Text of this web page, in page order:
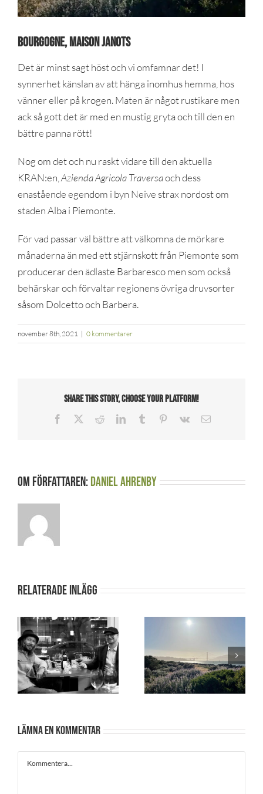
Bourgogne, Maison Janots
Det är minst sagt höst och vi omfamnar det! I
synnerhet känslan av att hänga inomhus hemma, hos
vänner eller på krogen. Maten är något rustikare men
ack så gott det är med en mustig gryta och till den en
bättre panna rött!
Nog om det och nu raskt vidare till den aktuella
KRAN:en, Azienda Agricola Traversaoch dess
enastående egendom i byn Neive strax nordost om
staden Alba i Piemonte.
För vad passar väl bättre att välkomna de mörkare
månaderna än med ett stjärnskott från Piemonte som
producerar den ädlaste Barbaresco men som också
behärskar och förvaltar regionens övriga druvsorter
såsom Dolcetto och Barbera.
november 8th, 2021 | 0 kommentarer
Share This Story, Choose Your Platform!
Facebook RedditLinkedInTumblr Pinterest
Vk
E-
Om författaren:Daniel Ahrenby
Relaterade inlägg
test 2 Test
Lämna en kommentar
Kommentar